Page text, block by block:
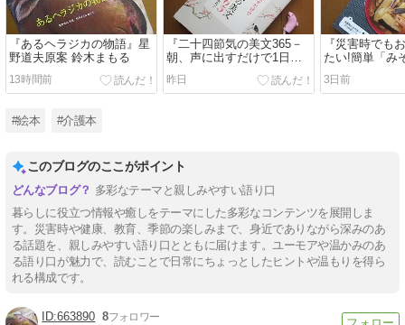
『あるヘラジカの物語』星
野道夫原案 鈴木まもる
13時間前
『二十四節気の美文365－
朝、声に出すだけで1日が
輝く』島 永吏子
昨日
『災害時でも
たい!簡単「み
ープ」レシピ』
3日前
#絵本 #介護本
このブログのここがポイント
多彩なテーマと親しみやすい語り口
暮らしに役立つ情報や癒しをテーマにした多彩なコンテンツを展開しま
す。災害時や健康、教育、季節の楽しみまで、身近でありながら深みのあ
る話題を、親しみやすい語り口とともに届けます。ユーモアや温かみのあ
る語り口が魅力で、読むことで日常にちょっとしたヒントや温もりを得ら
れる構成です。
663890 8